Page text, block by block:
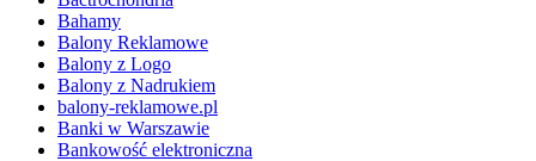
Bahamy
Balony Reklamowe
Balony z Logo
Balony z Nadrukiem
balony-reklamowe.pl
Banki w Warszawie
Bankowość elektroniczna